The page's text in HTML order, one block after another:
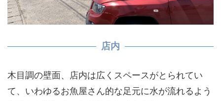
店内
木目調の壁面、店内は広くスペースがとられてい
て、いわゆるお魚屋さん的な足元に水が流れるよう